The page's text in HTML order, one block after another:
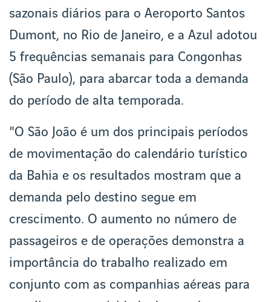
sazonais diários para o Aeroporto Santos
Dumont, no Rio de Janeiro, e a Azul adotou
5 frequências semanais para Congonhas
(São Paulo), para abarcar toda a demanda
do período de alta temporada.
"O São João é um dos principais períodos
de movimentação do calendário turístico
da Bahia e os resultados mostram que a
demanda pelo destino segue em
crescimento. O aumento no número de
passageiros e de operações demonstra a
importância do trabalho realizado em
conjunto com as companhias aéreas para